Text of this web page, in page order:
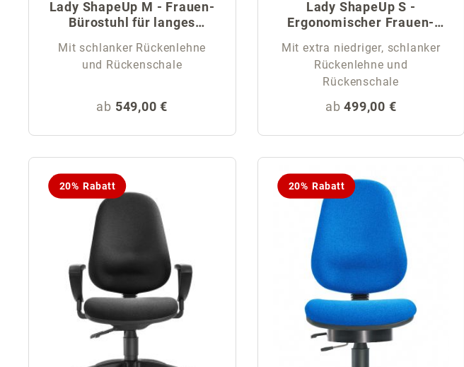
Lady ShapeUp M - Frauen-
Bürostuhl für langes
Mit schlanker Rückenlehne
und Rückenschale
Regulärer Preis:
ab 549,00 €
Lady ShapeUp S -
Ergonomischer Frauen-
Mit extra niedriger, schlanker
Rückenlehne und
Rückenschale
Regulärer Preis:
ab499,00 €
20% Rabatt 20% Rabatt